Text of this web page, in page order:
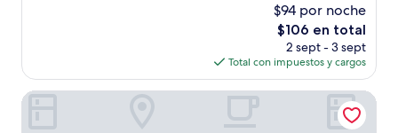
$94 por noche
El
precio
actual
es
de
$106 en total
2 sept - 3 sept
Total con impuestos y cargos
Dominium Palace